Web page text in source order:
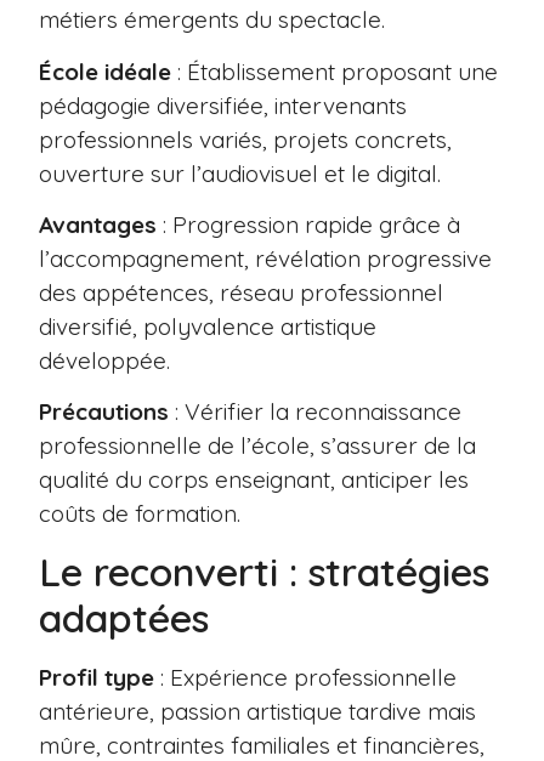
métiers émergents du spectacle.
École idéale : Établissement proposant une
pédagogie diversifiée, intervenants
professionnels variés, projets concrets,
ouverture sur l’audiovisuel et le digital.
Avantages : Progression rapide grâce à
l’accompagnement, révélation progressive
des appétences, réseau professionnel
diversifié, polyvalence artistique
développée.
Précautions : Vérifier la reconnaissance
professionnelle de l’école, s’assurer de la
qualité du corps enseignant, anticiper les
coûts de formation.
Le reconverti : stratégies
adaptées
Profil type : Expérience professionnelle
antérieure, passion artistique tardive mais
mûre, contraintes familiales et financières,